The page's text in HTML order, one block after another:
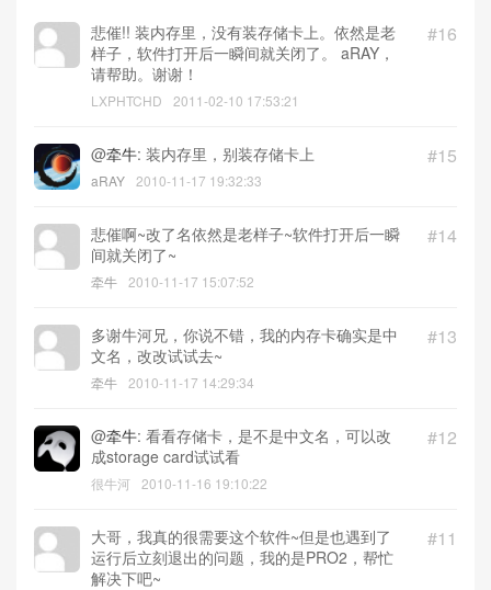
#16
悲催!! 装内存里，没有装存储卡上。依然是老
样子，软件打开后一瞬间就关闭了。 aRAY，
请帮助。谢谢！
LXPHTCHD 2011-02-10 17:53:21
#15
@牵牛: 装内存里，别装存储卡上
aRAY 2010-11-17 19:32:33
#14
悲催啊~改了名依然是老样子~软件打开后一瞬
间就关闭了~
牵牛 2010-11-17 15:07:52
#13
多谢牛河兄，你说不错，我的内存卡确实是中
文名，改改试试去~
牵牛 2010-11-17 14:29:34
#12
@牵牛: 看看存储卡，是不是中文名，可以改
成storage card试试看
很牛河 2010-11-16 19:10:22
#11
大哥，我真的很需要这个软件~但是也遇到了
运行后立刻退出的问题，我的是PRO2，帮忙
解决下吧~